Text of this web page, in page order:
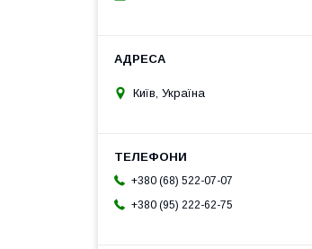
Київ, Україна
+380 (68) 522-07-07
+380 (95) 222-62-75